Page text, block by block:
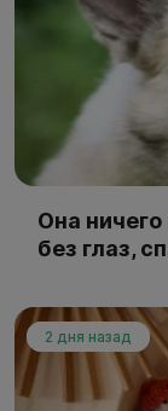
Она
без глаз,
2 дня назад